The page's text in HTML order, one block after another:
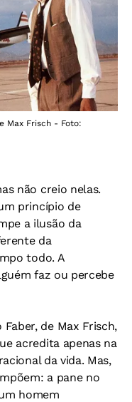
Max Frisch - Foto:
não creio nelas.
princípio de
a ilusão da
da
todo. A
faz ou percebe
de Max Frisch,
acredita apenas na
da vida. Mas,
a pane no
homem